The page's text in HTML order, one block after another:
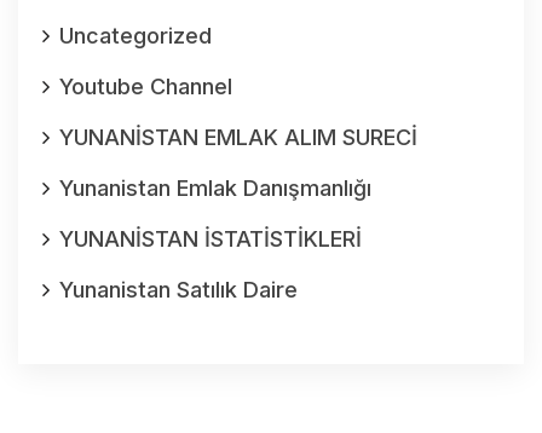
Uncategorized
Youtube Channel
YUNANİSTAN EMLAK ALIM SURECİ
Yunanistan Emlak Danışmanlığı
YUNANİSTAN İSTATİSTİKLERİ
Yunanistan Satılık Daire